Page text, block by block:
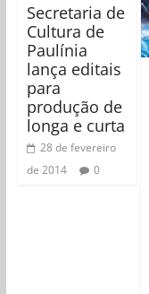
Secretaria de
Cultura de
Paulínia
lança editais
para
produção de
longa e curta
28 de fevereiro
de 2014
0